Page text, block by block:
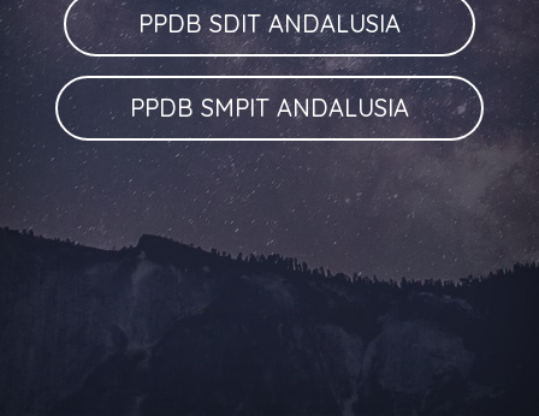
PPDB SDIT ANDALUSIA
PPDB SMPIT ANDALUSIA